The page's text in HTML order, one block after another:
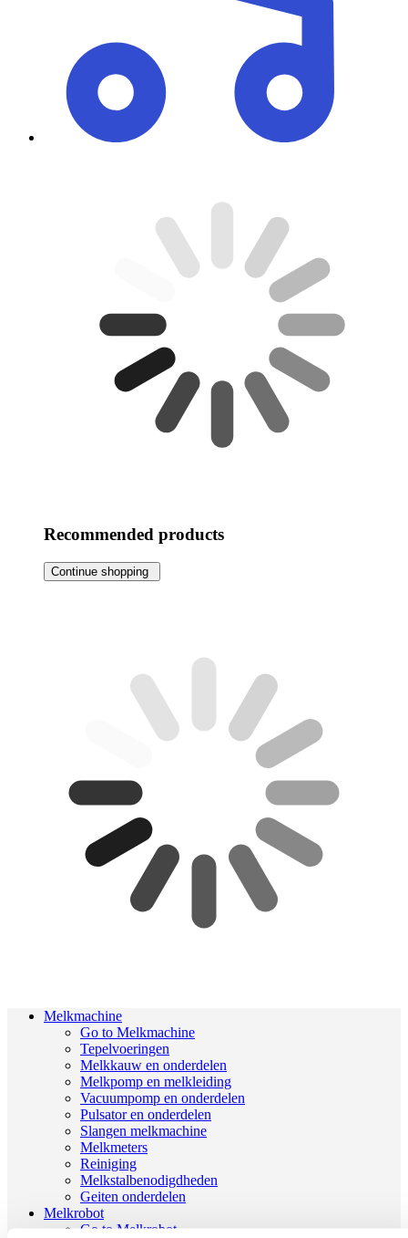
Recommended products
Continue shopping
Melkmachine
Go to Melkmachine
Tepelvoeringen
Melkkauw en onderdelen
Melkpomp en melkleiding
Vacuumpomp en onderdelen
Pulsator en onderdelen
Slangen melkmachine
Melkmeters
Reiniging
Melkstalbenodigdheden
Geiten onderdelen
Melkrobot
Go to Melkrobot